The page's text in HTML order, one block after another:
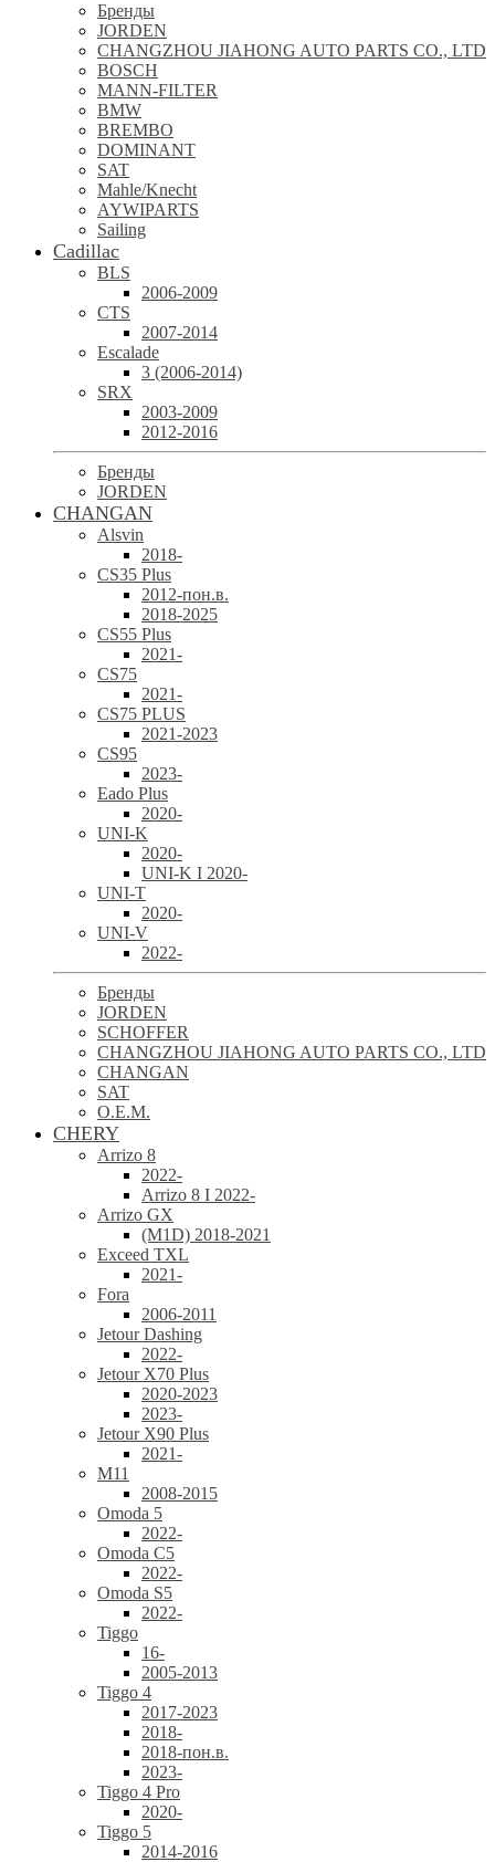
Бренды
JORDEN
CHANGZHOU JIAHONG AUTO PARTS CO., LTD
BOSCH
MANN-FILTER
BMW
BREMBO
DOMINANT
SAT
Mahle/Knecht
AYWIPARTS
Sailing
Cadillac
BLS
2006-2009
CTS
2007-2014
Escalade
3 (2006-2014)
SRX
2003-2009
2012-2016
Бренды
JORDEN
CHANGAN
Alsvin
2018-
CS35 Plus
2012-пон.в.
2018-2025
CS55 Plus
2021-
CS75
2021-
CS75 PLUS
2021-2023
CS95
2023-
Eado Plus
2020-
UNI-K
2020-
UNI-K I 2020-
UNI-T
2020-
UNI-V
2022-
Бренды
JORDEN
SCHOFFER
CHANGZHOU JIAHONG AUTO PARTS CO., LTD
CHANGAN
SAT
O.E.M.
CHERY
Arrizo 8
2022-
Arrizo 8 I 2022-
Arrizo GX
(M1D) 2018-2021
Exceed TXL
2021-
Fora
2006-2011
Jetour Dashing
2022-
Jetour X70 Plus
2020-2023
2023-
Jetour X90 Plus
2021-
M11
2008-2015
Omoda 5
2022-
Omoda C5
2022-
Omoda S5
2022-
Tiggo
16-
2005-2013
Tiggo 4
2017-2023
2018-
2018-пон.в.
2023-
Tiggo 4 Pro
2020-
Tiggo 5
2014-2016